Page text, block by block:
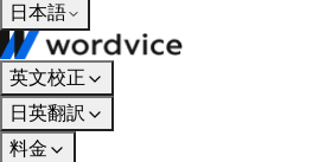
日本語
英文校正
日英翻訳
料金